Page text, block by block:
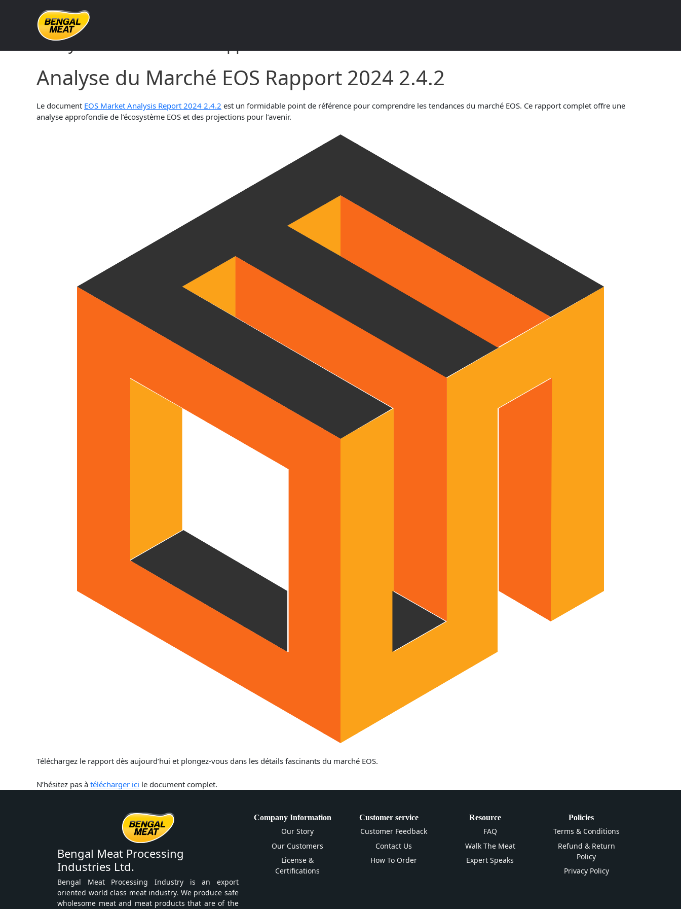
Analyse du Marché EOS Rapport 2024 2.4.2
Analyse du Marché EOS Rapport 2024 2.4.2
Le document EOS Market Analysis Report 2024 2.4.2 est un formidable point de référence pour comprendre les tendances du marché EOS. Ce rapport complet offre une
analyse approfondie de l’écosystème EOS et des projections pour l’avenir.
Téléchargez le rapport dès aujourd’hui et plongez-vous dans les détails fascinants du marché EOS.
N’hésitez pas à télécharger ici le document complet.
Bengal Meat Processing
Industries Ltd.
Bengal Meat Processing Industry is an export
oriented world class meat industry. We produce safe
wholesome meat and meat products that are of the
Company Information
Our Story
Our Customers
License &
Certifications
Customer service
Customer Feedback
Contact Us
How To Order
Resource
FAQ
Walk The Meat
Expert Speaks
Policies
Terms & Conditions
Refund & Return
Policy
Privacy Policy